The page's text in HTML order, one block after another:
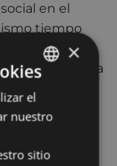
en el
tiempo
y vida
y “llegar a
posibles”.
del
BASQUE
SPANISH
×
el
nuestro
sitio